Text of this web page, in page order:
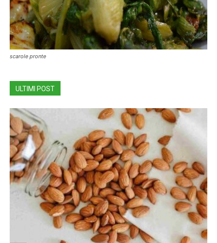
scarole pronte
ULTIMI POST